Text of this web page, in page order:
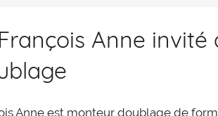
Anne invité
Anne est monteur doublage de